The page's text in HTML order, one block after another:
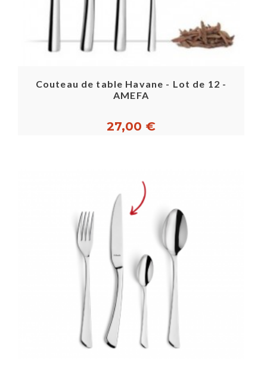
Couteau de table Havane - Lot de 12 -
AMEFA
27,00 €